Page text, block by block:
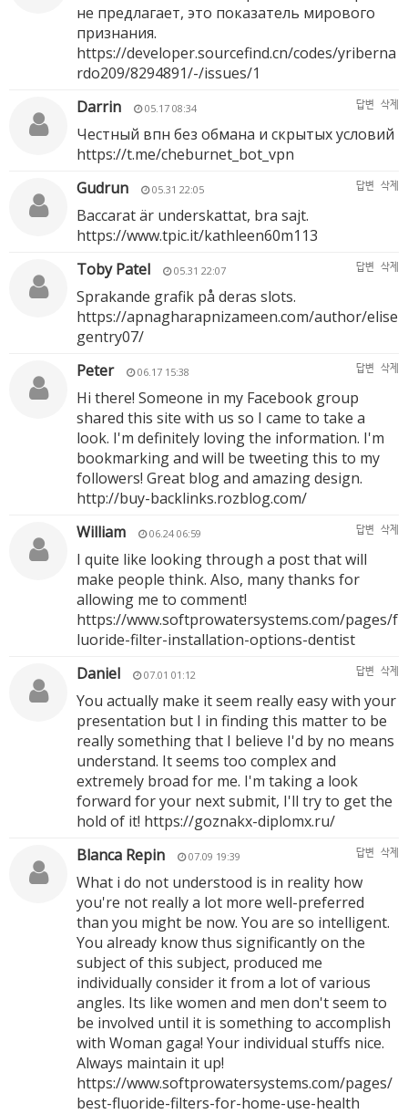
не предлагает, это показатель мирового
признания.
https://developer.sourcefind.cn/codes/yriberna
rdo209/8294891/-/issues/1
Darrin
05.17 08:34 답변 삭제
Честный впн без обмана и скрытых условий
https://t.me/cheburnet_bot_vpn
Gudrun
05.31 22:05 답변 삭제
Baccarat är underskattat, bra sajt.
https://www.tpic.it/kathleen60m113
Toby Patel
05.31 22:07 답변 삭제
Sprakande grafik på deras slots.
https://apnagharapnizameen.com/author/elise
gentry07/
Peter
06.17 15:38 답변 삭제
Hi there! Someone in my Facebook group
shared this site with us so I came to take a
look. I'm definitely loving the information. I'm
bookmarking and will be tweeting this to my
followers! Great blog and amazing design.
http://buy-backlinks.rozblog.com/
William
06.24 06:59 답변 삭제
I quite like looking through a post that will
make people think. Also, many thanks for
allowing me to comment!
https://www.softprowatersystems.com/pages/f
luoride-filter-installation-options-dentist
Daniel
07.01 01:12 답변 삭제
You actually make it seem really easy with your
presentation but I in finding this matter to be
really something that I believe I'd by no means
understand. It seems too complex and
extremely broad for me. I'm taking a look
forward for your next submit, I'll try to get the
hold of it! https://goznakx-diplomx.ru/
Blanca Repin
07.09 19:39 답변 삭제
What i do not understood is in reality how
you're not really a lot more well-preferred
than you might be now. You are so intelligent.
You already know thus significantly on the
subject of this subject, produced me
individually consider it from a lot of various
angles. Its like women and men don't seem to
be involved until it is something to accomplish
with Woman gaga! Your individual stuffs nice.
Always maintain it up!
https://www.softprowatersystems.com/pages/
best-fluoride-filters-for-home-use-health